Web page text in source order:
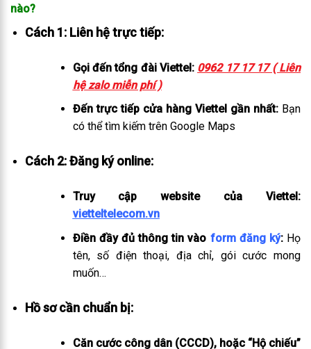
nào?
Cách 1: Liên hệ trực tiếp:
Gọi đến tổng đài Viettel: 0962 17 17 17 ( Liên
hệ zalo miễn phí )
Đến trực tiếp cửa hàng Viettel gần nhất:Bạn
có thể tìm kiếm trên Google Maps
Cách 2: Đăng ký online:
Truy cập website của Viettel:
vietteltelecom.vn
Điền đầy đủ thông tin vào form đăng ký:Họ
tên, số điện thoại, địa chỉ, gói cước mong
muốn…
Hồ sơ cần chuẩn bị:
Căn cước công dân (CCCD), hoặc “Hộ chiếu”